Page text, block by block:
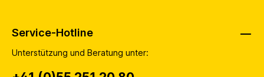
Service-Hotline
Unterstützung und Beratung unter: